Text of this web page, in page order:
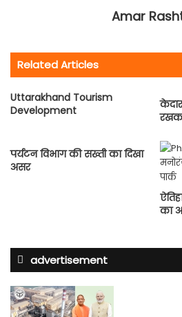
Amar
Related Articles
Uttarakhand Tourism
Development
पर्यटन विभाग की सख्ती का दिखा
असर
का
advertisement